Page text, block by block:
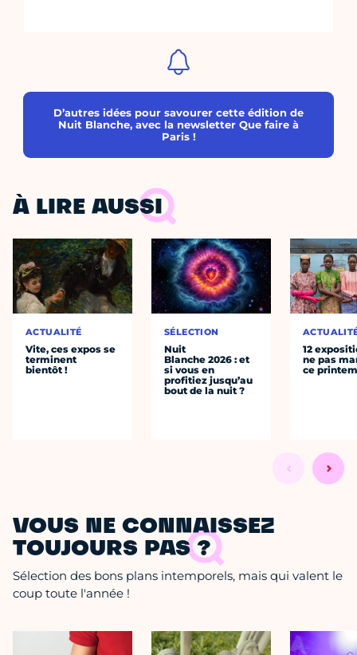
D’autres idées pour savourer cette édition de
Nuit Blanche, avec la newsletter Que faire à
Paris !
À LIRE AUSSI
ACTUALITÉ
Vite, ces expos se
terminent
bientôt !
SÉLECTION
Nuit
Blanche 2026 : et
si vous en
profitiez jusqu’au
bout de la nuit ?
12
ne pas
ce
VOUS NE CONNAISSEZ
TOUJOURS PAS ?
Sélection des bons plans intemporels, mais qui valent le
coup toute l'année !